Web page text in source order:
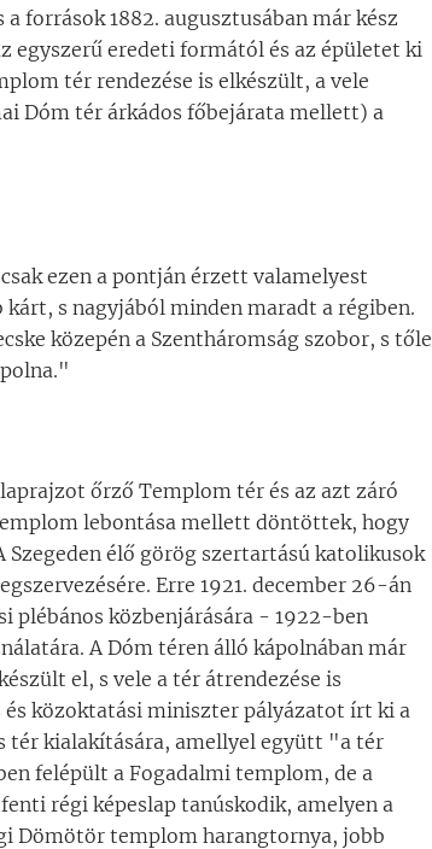
források 1882. augusztusában már kész
egyszerű eredeti formától és az épületet ki
tér rendezése is elkészült, a vele
Dóm tér árkádos főbejárata mellett) a
ezen a pontján érzett valamelyest
s nagyjából minden maradt a régiben.
közepén a Szentháromság szobor, s tőle
őrző Templom tér és az azt záró
lebontása mellett döntöttek, hogy
élő görög szertartású katolikusok
Erre 1921. december 26-án
plébános közbenjárására - 1922-ben
A Dóm téren álló kápolnában már
el, s vele a tér átrendezése is
és közoktatási miniszter pályázatot írt ki a
tér kialakítására, amellyel együtt "a tér
felépült a Fogadalmi templom, de a
régi képeslap tanúskodik, amelyen a
Dömötör templom harangtornya, jobb